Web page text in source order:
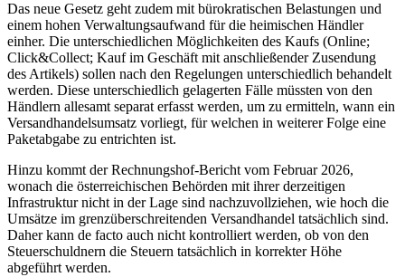
Das neue Gesetz geht zudem mit bürokratischen Belastungen und
einem hohen Verwaltungsaufwand für die heimischen Händler
einher. Die unterschiedlichen Möglichkeiten des Kaufs (Online;
Click&Collect; Kauf im Geschäft mit anschließender Zusendung
des Artikels) sollen nach den Regelungen unterschiedlich behandelt
werden. Diese unterschiedlich gelagerten Fälle müssten von den
Händlern allesamt separat erfasst werden, um zu ermitteln, wann ein
Versandhandelsumsatz vorliegt, für welchen in weiterer Folge eine
Paketabgabe zu entrichten ist.
Hinzu kommt der Rechnungshof-Bericht vom Februar 2026,
wonach die österreichischen Behörden mit ihrer derzeitigen
Infrastruktur nicht in der Lage sind nachzuvollziehen, wie hoch die
Umsätze im grenzüberschreitenden Versandhandel tatsächlich sind.
Daher kann de facto auch nicht kontrolliert werden, ob von den
Steuerschuldnern die Steuern tatsächlich in korrekter Höhe
abgeführt werden.